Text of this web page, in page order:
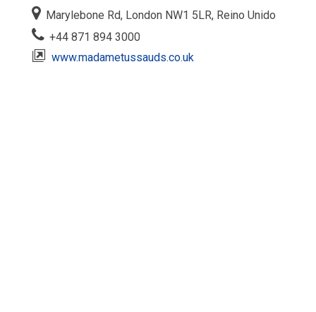
Marylebone Rd, London NW1 5LR, Reino Unido
+44 871 894 3000
www.madametussauds.co.uk